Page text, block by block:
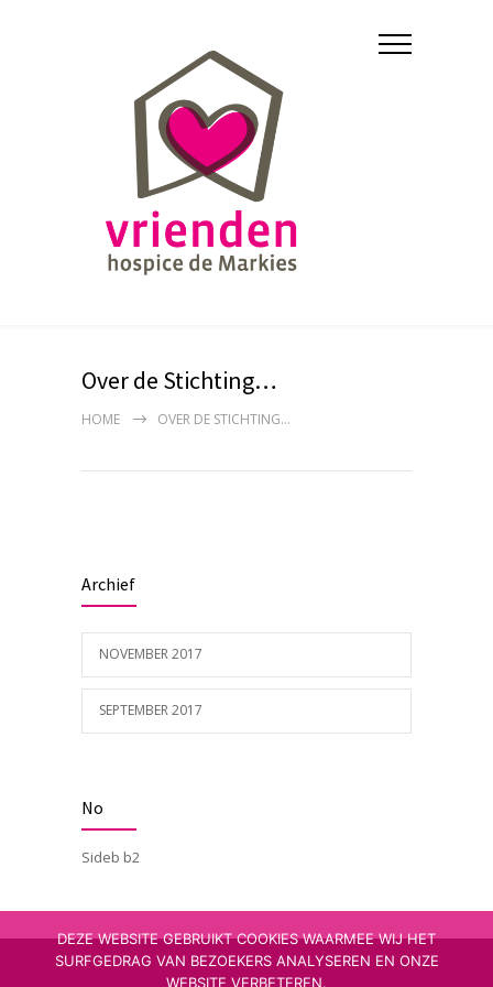
Over de Stichting…
HOME OVER DE STICHTING…
Archief
NOVEMBER 2017
SEPTEMBER 2017
No
Sideb b2
DEZE WEBSITE GEBRUIKT COOKIES WAARMEE WIJ HET
SURFGEDRAG VAN BEZOEKERS ANALYSEREN EN ONZE
WEBSITE VERBETEREN.